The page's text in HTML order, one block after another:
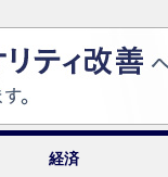
経済